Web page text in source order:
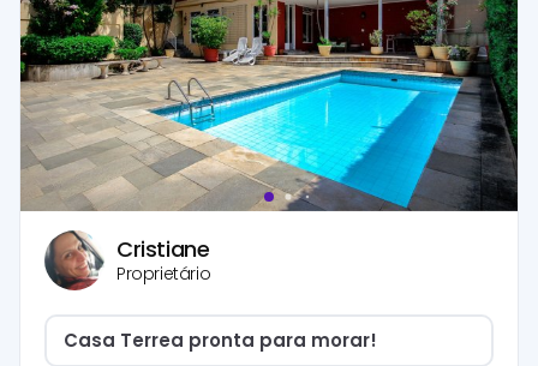
Cristiane
Proprietário
Casa Terrea pronta para morar!